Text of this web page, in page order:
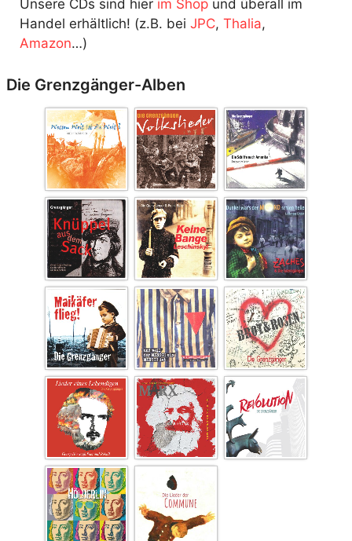
Unsere CDs sind hier im Shop und überall im
Handel erhältlich! (z.B. bei JPC, Thalia,
Amazon…)
Die Grenzgänger-Alben